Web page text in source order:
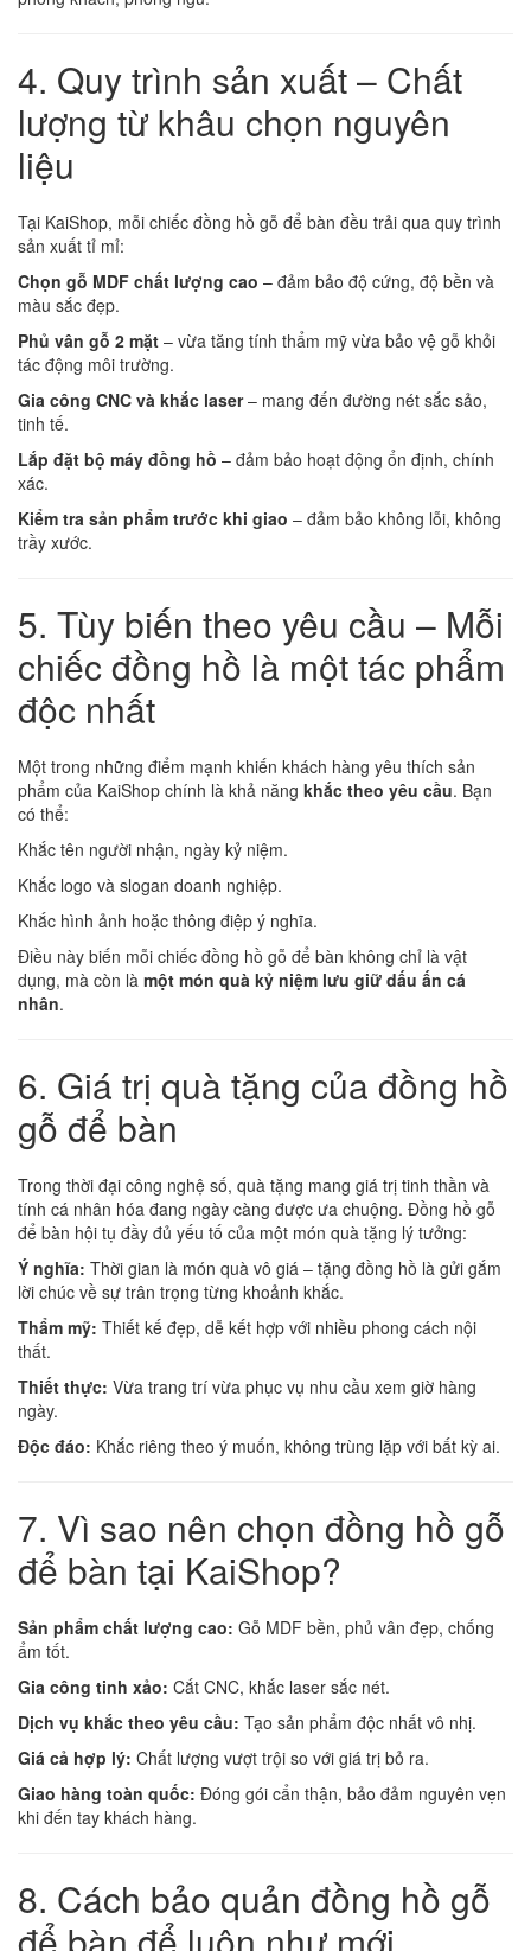
4. Quy trình sản xuất – Chất
lượng từ khâu chọn nguyên
liệu
Tại KaiShop, mỗi chiếc đồng hồ gỗ để bàn đều trải qua quy trình
sản xuất tỉ mỉ:
Chọn gỗ MDF chất lượng cao – đảm bảo độ cứng, độ bền và
màu sắc đẹp.
Phủ vân gỗ 2 mặt – vừa tăng tính thẩm mỹ vừa bảo vệ gỗ khỏi
tác động môi trường.
Gia công CNC và khắc laser– mang đến đường nét sắc sảo,
tinh tế.
Lắp đặt bộ máy đồng hồ – đảm bảo hoạt động ổn định, chính
xác.
Kiểm tra sản phẩm trước khi giao – đảm bảo không lỗi, không
trầy xước.
5. Tùy biến theo yêu cầu – Mỗi
chiếc đồng hồ là một tác phẩm
độc nhất
Một trong những điểm mạnh khiến khách hàng yêu thích sản
phẩm của KaiShop chính là khả năng khắc theo yêu cầu. Bạn
có thể:
Khắc tên người nhận, ngày kỷ niệm.
Khắc logo và slogan doanh nghiệp.
Khắc hình ảnh hoặc thông điệp ý nghĩa.
Điều này biến mỗi chiếc đồng hồ gỗ để bàn không chỉ là vật
dụng, mà còn là một món quà kỷ niệm lưu giữ dấu ấn cá
nhân.
6. Giá trị quà tặng của đồng hồ
gỗ để bàn
Trong thời đại công nghệ số, quà tặng mang giá trị tinh thần và
tính cá nhân hóa đang ngày càng được ưa chuộng. Đồng hồ gỗ
để bàn hội tụ đầy đủ yếu tố của một món quà tặng lý tưởng:
Ý nghĩa: Thời gian là món quà vô giá – tặng đồng hồ là gửi gắm
lời chúc về sự trân trọng từng khoảnh khắc.
Thẩm mỹ: Thiết kế đẹp, dễ kết hợp với nhiều phong cách nội
thất.
Thiết thực: Vừa trang trí vừa phục vụ nhu cầu xem giờ hàng
ngày.
Độc đáo: Khắc riêng theo ý muốn, không trùng lặp với bất kỳ ai.
7. Vì sao nên chọn đồng hồ gỗ
để bàn tại KaiShop?
Sản phẩm chất lượng cao: Gỗ MDF bền, phủ vân đẹp, chống
ẩm tốt.
Gia công tinh xảo: Cắt CNC, khắc laser sắc nét.
Dịch vụ khắc theo yêu cầu: Tạo sản phẩm độc nhất vô nhị.
Giá cả hợp lý: Chất lượng vượt trội so với giá trị bỏ ra.
Giao hàng toàn quốc: Đóng gói cẩn thận, bảo đảm nguyên vẹn
khi đến tay khách hàng.
8. Cách bảo quản đồng hồ gỗ